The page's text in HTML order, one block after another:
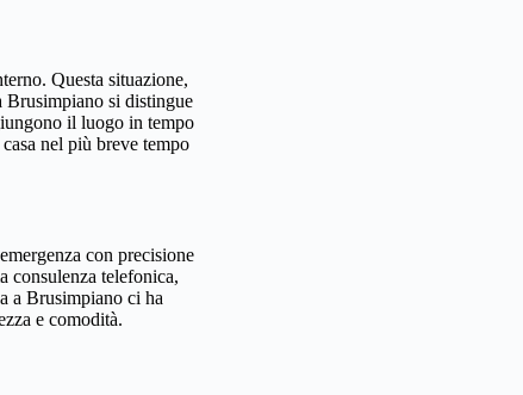
Questa situazione,
Brusimpiano si distingue
il luogo in tempo
nel più breve tempo
con precisione
consulenza telefonica,
a Brusimpiano ci ha
e comodità.